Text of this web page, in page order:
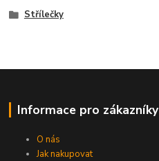
Střílečky
Informace pro zákazníky
O nás
Jak nakupovat